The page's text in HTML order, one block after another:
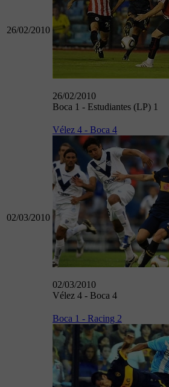
26/02/2010
26/02/2010
Boca 1 - Estudiantes (LP) 1
02/03/2010
Vélez 4 - Boca 4
02/03/2010
Vélez 4 - Boca 4
Boca 1 - Racing 2